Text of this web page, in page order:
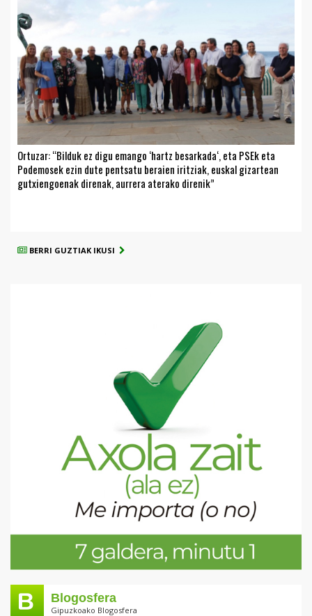
Ortuzar: “Bilduk ez digu emango ‘hartz besarkada‘, eta PSEk eta
Podemosek ezin dute pentsatu beraien iritziak, euskal gizartean
gutxiengoenak direnak, aurrera aterako direnik”
BERRI GUZTIAK IKUSI
Blogosfera
Gipuzkoako Blogosfera